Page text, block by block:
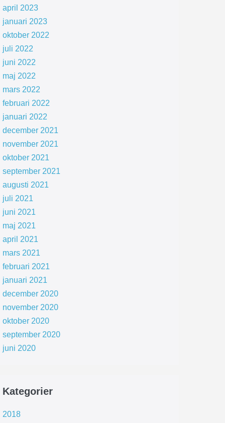
april 2023
januari 2023
oktober 2022
juli 2022
juni 2022
maj 2022
mars 2022
februari 2022
januari 2022
december 2021
november 2021
oktober 2021
september 2021
augusti 2021
juli 2021
juni 2021
maj 2021
april 2021
mars 2021
februari 2021
januari 2021
december 2020
november 2020
oktober 2020
september 2020
juni 2020
Kategorier
2018